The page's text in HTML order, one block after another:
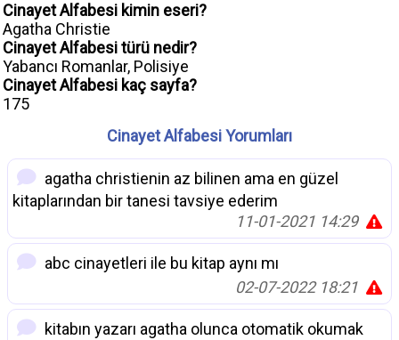
Cinayet Alfabesi kimin eseri?
Agatha Christie
Cinayet Alfabesi türü nedir?
Yabancı Romanlar, Polisiye
Cinayet Alfabesi kaç sayfa?
175
Cinayet Alfabesi Yorumları
agatha christienin az bilinen ama en güzel
kitaplarından bir tanesi tavsiye ederim
11-01-2021 14:29
abc cinayetleri ile bu kitap aynı mı
02-07-2022 18:21
kitabın yazarı agatha olunca otomatik okumak